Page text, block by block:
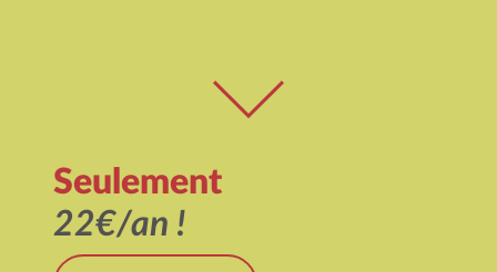
Seulement
22€/an !